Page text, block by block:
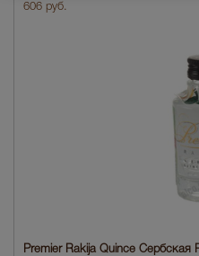
606 руб.
Premier Rakija Quince